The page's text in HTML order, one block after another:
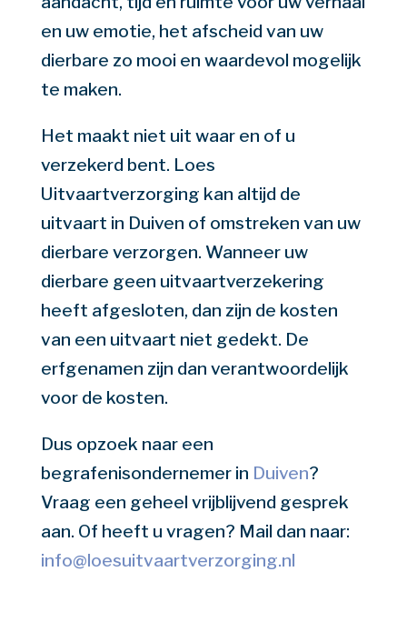
en uw emotie, het afscheid van uw
dierbare zo mooi en waardevol mogelijk
te maken.
Het maakt niet uit waar en of u
verzekerd bent. Loes
Uitvaartverzorging kan altijd de
uitvaart in Duiven of omstreken van uw
dierbare verzorgen. Wanneer uw
dierbare geen uitvaartverzekering
heeft afgesloten, dan zijn de kosten
van een uitvaart niet gedekt. De
erfgenamen zijn dan verantwoordelijk
voor de kosten.
Dus opzoek naar een
begrafenisondernemer in Duiven?
Vraag een geheel vrijblijvend gesprek
aan. Of heeft u vragen? Mail dan naar:
info@loesuitvaartverzorging.nl